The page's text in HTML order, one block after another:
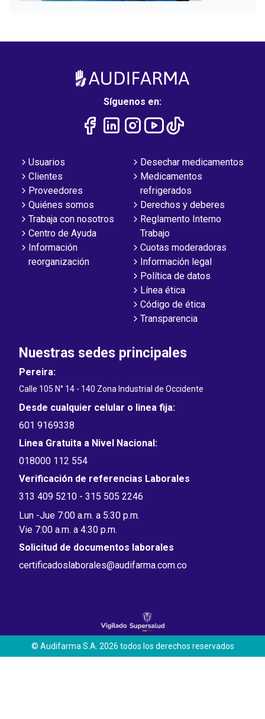
Síguenos en:
Usuarios
Clientes
Proveedores
Quiénes somos
Trabaja con nosotros
Centro de Ayuda
Información
reorganización
Desechar medicamentos
Medicamentos
refrigerados
Derechos y deberes
Reglamento Interno
Trabajo
Cuotas moderadoras
Información legal
Política de datos
Línea ética
Código de ética
Transparencia
Nuestras sedes principales
Pereira:
Calle 105 N° 14 - 140 Zona Industrial de Occidente
Desde cualquier celular o linea fija:
601 9169338
Linea Gratuita a Nivel Nacional:
018000 112 554
Verificación de referencias Laborales
313 409 5210 - 315 505 2246
Lun -Jue 7:00 a.m. a 5:30 p.m.
Vie 7:00 a.m. a 4:30 p.m.
Solicitud de documentos laborales
certificadoslaborales@audifarma.com.co
© Audifarma S.A. 2026 todos los derechos reservados